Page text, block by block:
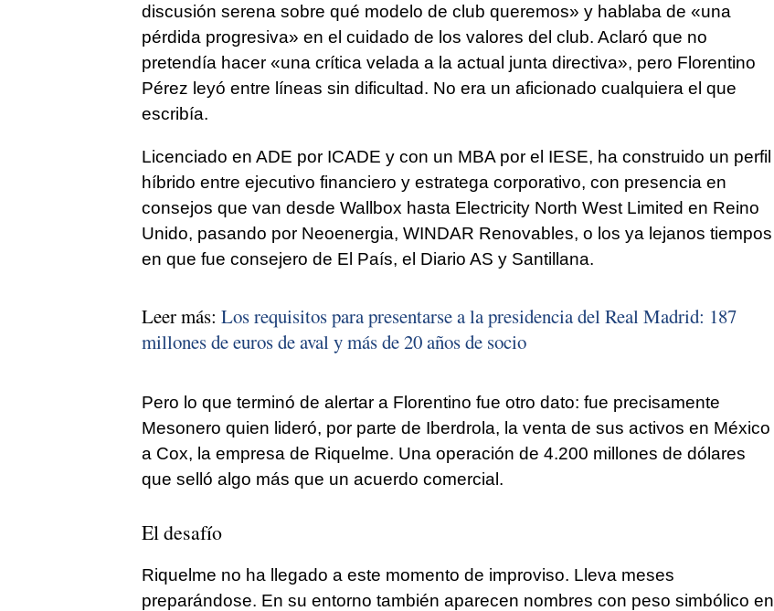
discusión serena sobre qué modelo de club queremos» y hablaba de «una
pérdida progresiva» en el cuidado de los valores del club. Aclaró que no
pretendía hacer «una crítica velada a la actual junta directiva», pero Florentino
Pérez leyó entre líneas sin dificultad. No era un aficionado cualquiera el que
escribía.
Licenciado en ADE por ICADE y con un MBA por el IESE, ha construido un perfil
híbrido entre ejecutivo financiero y estratega corporativo, con presencia en
consejos que van desde Wallbox hasta Electricity North West Limited en Reino
Unido, pasando por Neoenergia, WINDAR Renovables, o los ya lejanos tiempos
en que fue consejero de El País, el Diario AS y Santillana.
Leer más: Los requisitos para presentarse a la presidencia del Real Madrid: 187
millones de euros de aval y más de 20 años de socio
Pero lo que terminó de alertar a Florentino fue otro dato: fue precisamente
Mesonero quien lideró, por parte de Iberdrola, la venta de sus activos en México
a Cox, la empresa de Riquelme. Una operación de 4.200 millones de dólares
que selló algo más que un acuerdo comercial.
El desafío
Riquelme no ha llegado a este momento de improviso. Lleva meses
preparándose. En su entorno también aparecen nombres con peso simbólico en